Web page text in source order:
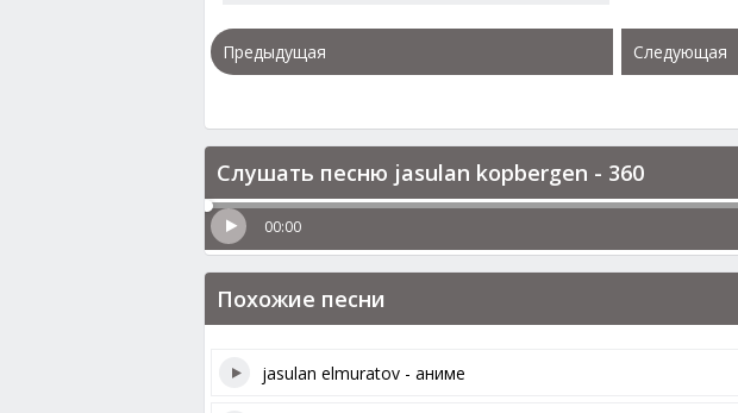
Предыдущая Следующая
Слушать песню jasulan kopbergen - 360
00:00
Похожие песни
jasulan elmuratov - аниме